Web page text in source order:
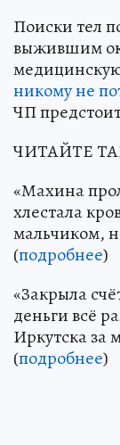
Поиски тел
выжившим
никому не
ЧП
ЧИТАЙТЕ
«Махина
хлестала
мальчиком,
(подробнее)
«Закрыла
деньги всё
Иркутска за
(подробнее)